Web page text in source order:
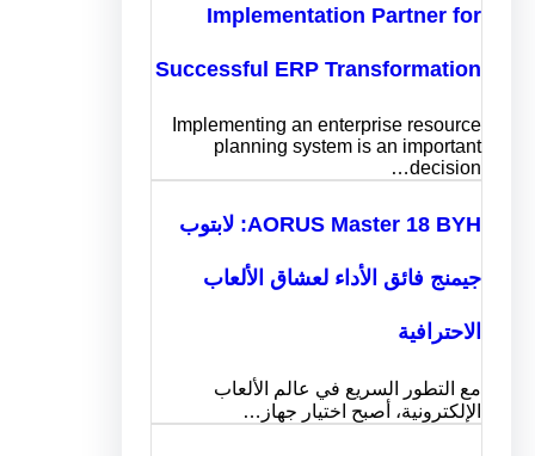
Implementation Partner for
Successful ERP Transformation
Implementing an enterprise resource
planning system is an important
decision…
AORUS Master 18 BYH: لابتوب
جيمنج فائق الأداء لعشاق الألعاب
الاحترافية
مع التطور السريع في عالم الألعاب
الإلكترونية، أصبح اختيار جهاز…